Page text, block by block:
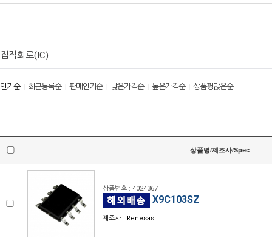
집적회로(IC)
인기순| 최근등록순| 판매인기순| 낮은가격순| 높은가격순| 상품평많은순
상품명/제조사/Spec
상품번호 : 4024367
X9C103SZ
제조사 : Renesas